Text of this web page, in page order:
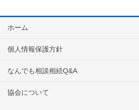
ホーム
個人情報保護方針
なんでも相談相続Q&A
協会について